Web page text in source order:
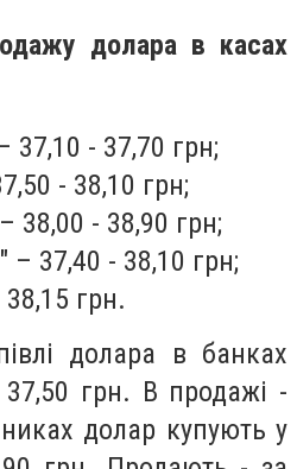
долара в касах
37,10 - 37,70 грн;
- 38,10 грн;
38,00 - 38,90 грн;
– 37,40 - 38,10 грн;
грн.
долара в банках
37,50 грн. В продажі -
долар купують у